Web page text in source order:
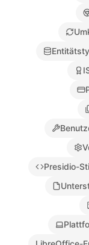
Presidio-